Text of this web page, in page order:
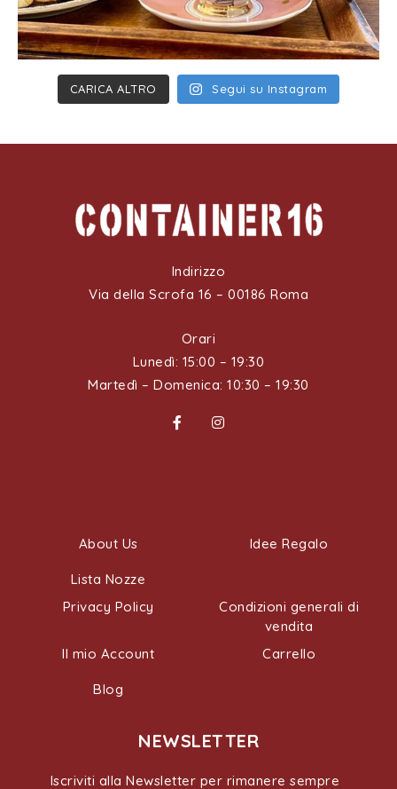
CARICA ALTRO Segui su Instagram
Indirizzo
Via della Scrofa 16 – 00186 Roma
Orari
Lunedì: 15:00 – 19:30
Martedì – Domenica: 10:30 – 19:30
About Us Idee Regalo
Lista Nozze
Privacy Policy
Condizioni generali di
vendita
Il mio Account
Carrello
Blog
NEWSLETTER
Iscriviti alla Newsletter per rimanere sempre